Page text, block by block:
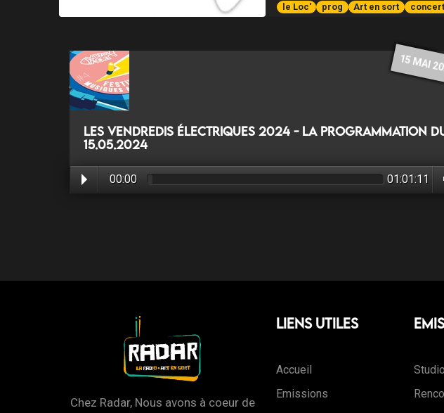
le Loc' prog Art en sort concert
15 MAI
Les vendredis électriques 2024 - La Programmation
15.05.2024
00:00 01:01:11
Chez Radar, Nous avons à coeur de
Liens Utiles
Accueil
Emissions